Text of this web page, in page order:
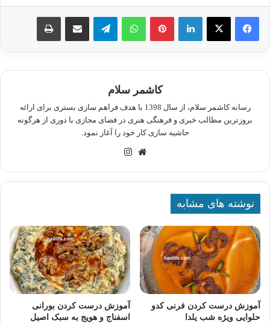
لینکدین پینترستواتس آپ تلگرام اشتراک گذاری از طریق ایمیل چاپ
کاشمر سلام
رسانه کاشمر سلام، از سال 1398 با هدف فراهم سازی بستری برای ارائه
بروزترین مطالب خبری و فرهنگی هنری در فضای مجازی با دوری از هرگونه
حاشیه سازی کار خود را آغاز نمود.
وبسایت
نوشته های مشابه
آموزش درست کردن فرنی کدو
حلوایی ویژه شب یلدا
آموزش درست کردن بورانی
اسفناج و هویج به سبک اصیل